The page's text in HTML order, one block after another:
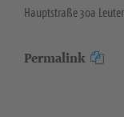
Hauptstraße 30a
Permalink